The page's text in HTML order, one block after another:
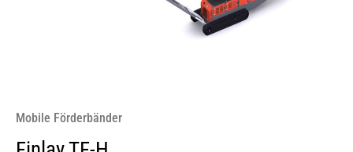
Mobile Förderbänder